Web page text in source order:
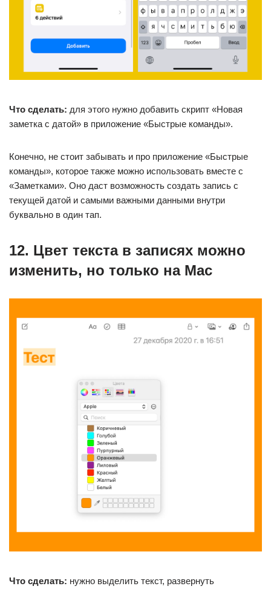
Что сделать: для этого нужно добавить скрипт «Новая
заметка с датой» в приложение «Быстрые команды».
Конечно, не стоит забывать и про приложение «Быстрые
команды», которое также можно использовать вместе с
«Заметками». Оно даст возможность создать запись с
текущей датой и самыми важными данными внутри
буквально в один тап.
12. Цвет текста в записях можно
изменить, но только на Mac
Что сделать: нужно выделить текст, развернуть